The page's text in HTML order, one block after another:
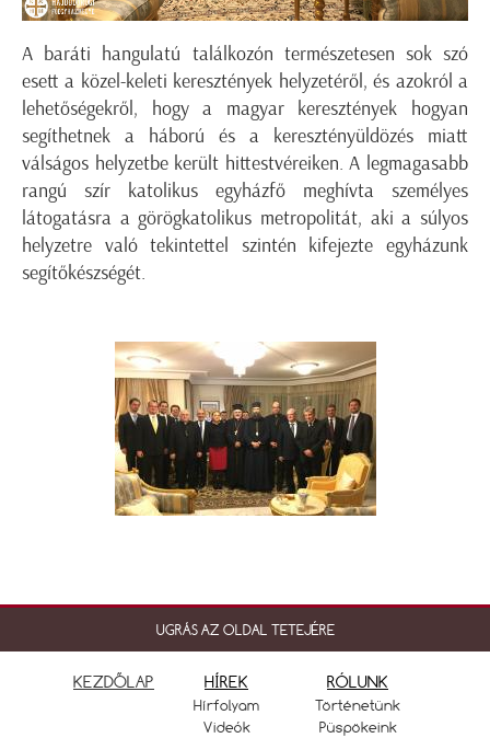
A baráti hangulatú találkozón természetesen sok szó
esett a közel-keleti keresztények helyzetéről, és azokról a
lehetőségekről, hogy a magyar keresztények hogyan
segíthetnek a háború és a keresztényüldözés miatt
válságos helyzetbe került hittestvéreiken. A legmagasabb
rangú szír katolikus egyházfő meghívta személyes
látogatásra a görögkatolikus metropolitát, aki a súlyos
helyzetre való tekintettel szintén kifejezte egyházunk
segítőkészségét.
UGRÁS AZ OLDAL TETEJÉRE
KEZDŐLAP HÍREK
Hírfolyam
Videók
RÓLUNK
Történetünk
Püspökeink